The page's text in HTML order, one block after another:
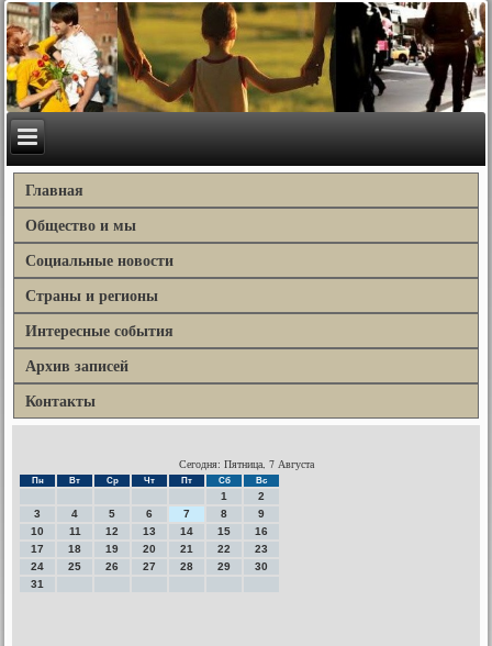
Главная
Общество и мы
Социальные новости
Страны и регионы
Интересные события
Архив записей
Контакты
Сегодня: Пятница, 7 Августа
Пн Вт Ср Чт Пт Сб Вс
1
2
3
4 5 6 7 8
9
10
11 12 13 14 15
16
17
18 19 20 21 22
23
24
25 26 27 28 29
30
31